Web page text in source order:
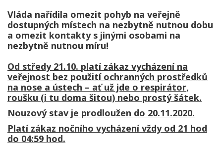
Vláda nařídila omezit pohyb na veřejně
dostupných místech na nezbytně nutnou dobu
a omezit kontakty s jinými osobami na
nezbytně nutnou míru!
Od středy 21.10. platí zákaz vycházení na
veřejnost bez použití ochranných prostředků
na nose a ústech – ať už jde o respirátor,
roušku (i tu doma šitou) nebo prostý šátek.
Nouzový stav je prodloužen do 20.11.2020.
Platí zákaz nočního vycházení vždy od 21 hod
do 04:59 hod.